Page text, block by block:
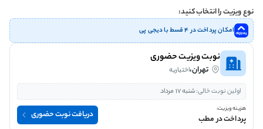
نوع ویزیت را انتخاب کنید:
امکان پرداخت در ۴ قسط با دیجی پی
نوبت ویزیت حضوری
تهران،اختیاریه
اولین نوبت خالی:شنبه 17 مرداد
هزینه ویزیت:
پرداخت در مطب دریافت نوبت حضوری